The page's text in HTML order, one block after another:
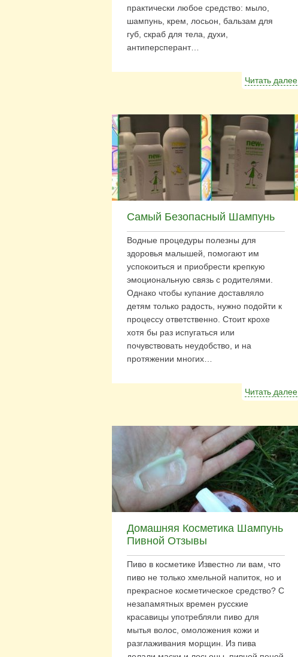
практически любое средство: мыло,
шампунь, крем, лосьон, бальзам для
губ, скраб для тела, духи,
антиперсперант…
Читать далее
Самый Безопасный Шампунь
Водные процедуры полезны для
здоровья малышей, помогают им
успокоиться и приобрести крепкую
эмоциональную связь с родителями.
Однако чтобы купание доставляло
детям только радость, нужно подойти к
процессу ответственно. Стоит крохе
хотя бы раз испугаться или
почувствовать неудобство, и на
протяжении многих…
Читать далее
Домашняя Косметика Шампунь
Пивной Отзывы
Пиво в косметике Известно ли вам, что
пиво не только хмельной напиток, но и
прекрасное косметическое средство? С
незапамятных времен русские
красавицы употребляли пиво для
мытья волос, омоложения кожи и
разглаживания морщин. Из пива